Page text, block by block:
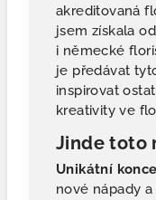
akreditovaná
jsem získala
i německé
je předávat
inspirovat
kreativity ve
Jinde toto
Unikátní
nové nápady